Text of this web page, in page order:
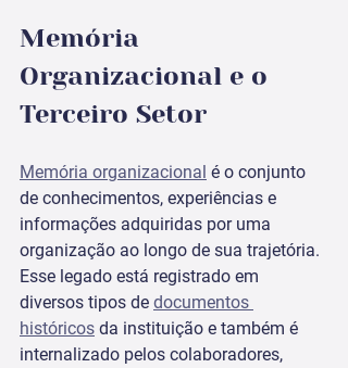
Memória
Organizacional e o
Terceiro Setor
Memória organizacional é o conjunto
de conhecimentos, experiências e
informações adquiridas por uma
organização ao longo de sua trajetória.
Esse legado está registrado em
diversos tipos de documentos
históricos da instituição e também é
internalizado pelos colaboradores,